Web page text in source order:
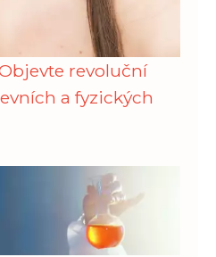
revoluční
a fyzických